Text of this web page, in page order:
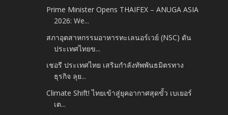
Prime Minister Opens THAIFEX – ANUGA ASIA
2026: We...
สภาอุตสาหกรรมอาหารทะเลนอร์เวย์ (NSC) ดัน
ประเทศไทยข...
เชอรี ประเทศไทย เสริมกำลังทัพพันธมิตรทาง
ธุรกิจ ลุย...
Climate Shift! ไทยเข้าสู่ยุคอากาศสุดขั้ว เบเยอร์
เต...